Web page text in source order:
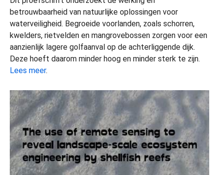
betrouwbaarheid van natuurlijke oplossingen voor
waterveiligheid. Begroeide voorlanden, zoals schorren,
kwelders, rietvelden en mangrovebossen zorgen voor een
aanzienlijk lagere golfaanval op de achterliggende dijk.
Deze hoeft daarom minder hoog en minder sterk te zijn.
Lees meer.